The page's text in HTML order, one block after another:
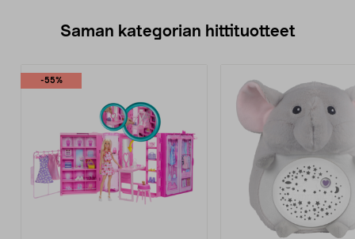
Saman kategorian hittituotteet
-55%